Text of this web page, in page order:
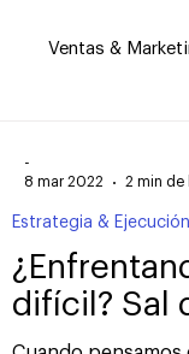
Ventas &
difícil? Sal
Estrategia & Ejecución
-
8 mar 2022
2 min de